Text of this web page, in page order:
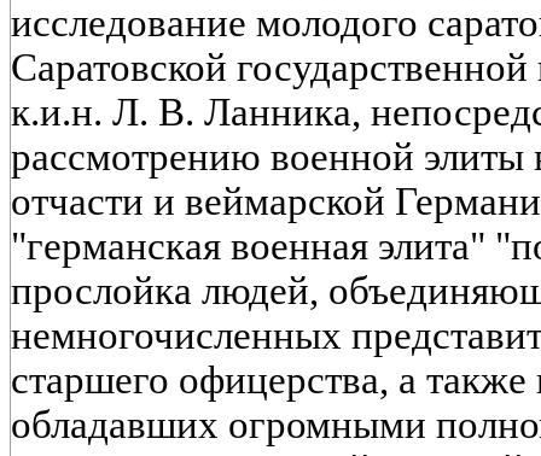
исследование молодого
Саратовской
к.и.н. Л. В. Ланника,
рассмотрению военной элиты
отчасти и веймарской
"германская военная элита"
прослойка людей,
немногочисленных
старшего офицерства, а
обладавших огромными